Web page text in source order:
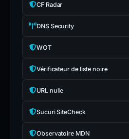
CF Radar
DNS Security
WOT
Vérificateur de liste noire
URL nulle
Sucuri SiteCheck
Observatoire MDN